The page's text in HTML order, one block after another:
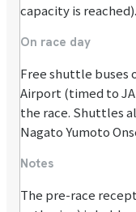
capacity is reached).
On race day
Free shuttle buses
Airport (timed to
the race. Shuttles
Nagato Yumoto
Notes
The pre-race